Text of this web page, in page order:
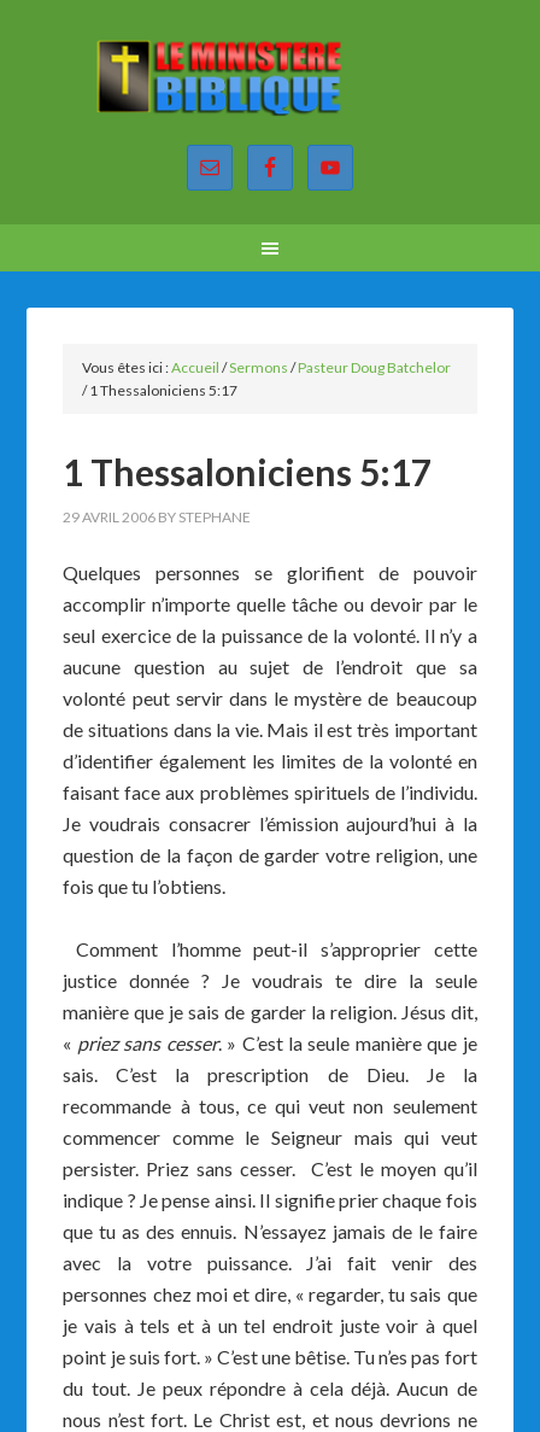
Vous êtes ici :Accueil /Sermons /Pasteur Doug Batchelor
/1 Thessaloniciens 5:17
1 Thessaloniciens 5:17
29 AVRIL 2006 BY STEPHANE
Quelques personnes se glorifient de pouvoir
accomplir n’importe quelle tâche ou devoir par le
seul exercice de la puissance de la volonté. Il n’y a
aucune question au sujet de l’endroit que sa
volonté peut servir dans le mystère de beaucoup
de situations dans la vie. Mais il est très important
d’identifier également les limites de la volonté en
faisant face aux problèmes spirituels de l’individu.
Je voudrais consacrer l’émission aujourd’hui à la
question de la façon de garder votre religion, une
fois que tu l’obtiens.
Comment l’homme peut-il s’approprier cette
justice donnée ? Je voudrais te dire la seule
manière que je sais de garder la religion. Jésus dit,
« priez sans cesser. » C’est la seule manière que je
sais. C’est la prescription de Dieu. Je la
recommande à tous, ce qui veut non seulement
commencer comme le Seigneur mais qui veut
persister. Priez sans cesser. C’est le moyen qu’il
indique ? Je pense ainsi. Il signifie prier chaque fois
que tu as des ennuis. N’essayez jamais de le faire
avec la votre puissance. J’ai fait venir des
personnes chez moi et dire, « regarder, tu sais que
je vais à tels et à un tel endroit juste voir à quel
point je suis fort. » C’est une bêtise. Tu n’es pas fort
du tout. Je peux répondre à cela déjà. Aucun de
nous n’est fort. Le Christ est, et nous devrions ne